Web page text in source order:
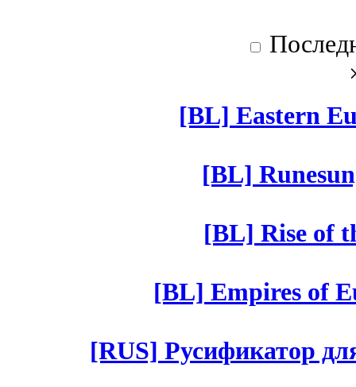
[BL] Eastern
[BL]
[BL] Rise of
[BL] Empires of
[RUS] Русификатор